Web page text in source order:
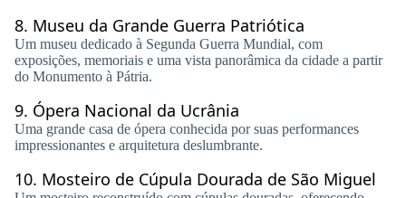
8. Museu da Grande Guerra Patriótica
Um museu dedicado à Segunda Guerra Mundial, com
exposições, memoriais e uma vista panorâmica da cidade a partir
do Monumento à Pátria.
9. Ópera Nacional da Ucrânia
Uma grande casa de ópera conhecida por suas performances
impressionantes e arquitetura deslumbrante.
10. Mosteiro de Cúpula Dourada de São Miguel